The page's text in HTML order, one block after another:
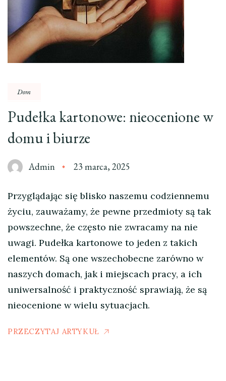
Dom
Pudełka kartonowe: nieocenione w
domu i biurze
Admin 23 marca, 2025
Przyglądając się blisko naszemu codziennemu
życiu, zauważamy, że pewne przedmioty są tak
powszechne, że często nie zwracamy na nie
uwagi. Pudełka kartonowe to jeden z takich
elementów. Są one wszechobecne zarówno w
naszych domach, jak i miejscach pracy, a ich
uniwersalność i praktyczność sprawiają, że są
nieocenione w wielu sytuacjach.
PRZECZYTAJ ARTYKUŁ